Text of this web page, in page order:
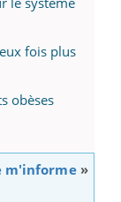
fois plus
obèses
m'informe»